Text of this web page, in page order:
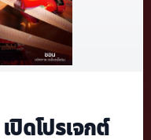
ดโปรเจกต์